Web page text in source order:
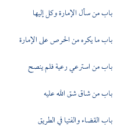
باب من سأل الإمارة وكل إليها
باب ما يكره من الحرص على الإمارة
باب من استرعي رعية فلم ينصح
باب من شاق شق الله عليه
باب القضاء والفتيا في الطريق